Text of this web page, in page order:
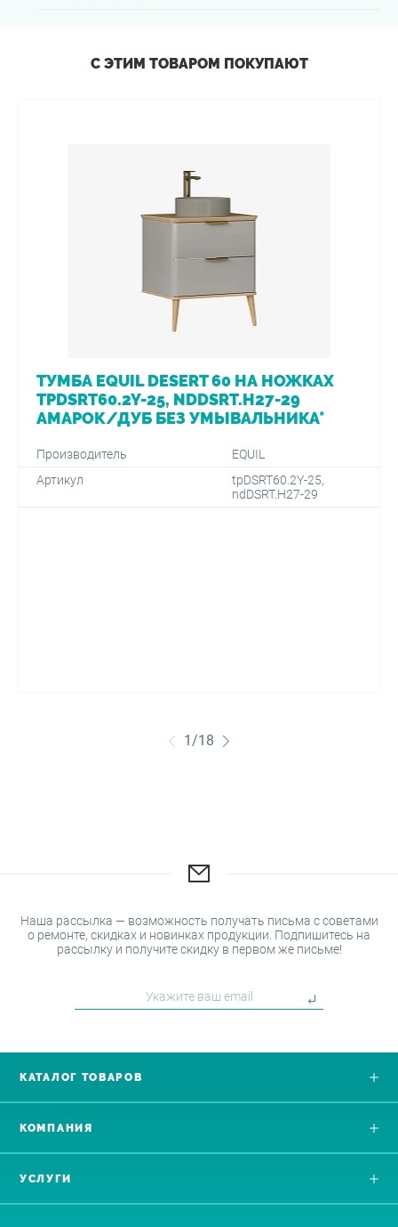
С ЭТИМ ТОВАРОМ ПОКУПАЮТ
ТУМБА EQUIL DESERT 60 НА НОЖКАХ
TPDSRT60.2Y-25, NDDSRT.H27-29
АМАРОК/ДУБ БЕЗ УМЫВАЛЬНИКА*
Производитель
EQUIL
Артикул
tpDSRT60.2Y-25,
ndDSRT.H27-29
1/18
Наша рассылка — возможность получать письма с советами
о ремонте, скидках и новинках продукции. Подпишитесь на
рассылку и получите скидку в первом же письме!
КАТАЛОГ ТОВАРОВ
УСЛУГИ
КОМПАНИЯ